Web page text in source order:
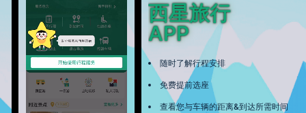
西星旅行
APP
随时了解行程安排
免费提前选座
查看您与车辆的距离&到达所需时间